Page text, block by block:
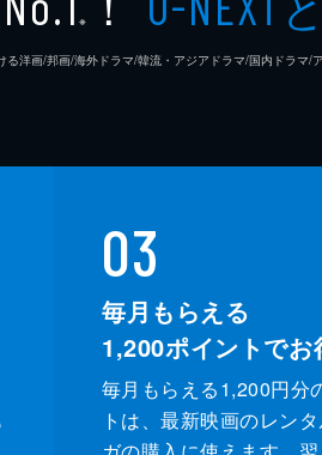
※
洋画/邦画/海外ドラマ/韓流・アジアドラマ/国内ドラマ/
03
毎月もらえる
1,200ポイントでお
毎月もらえる1,200円分
トは、最新映画のレン